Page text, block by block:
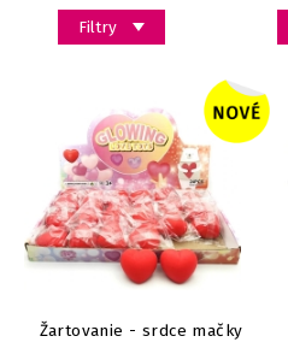
Filtry
Žartovanie - srdce mačky